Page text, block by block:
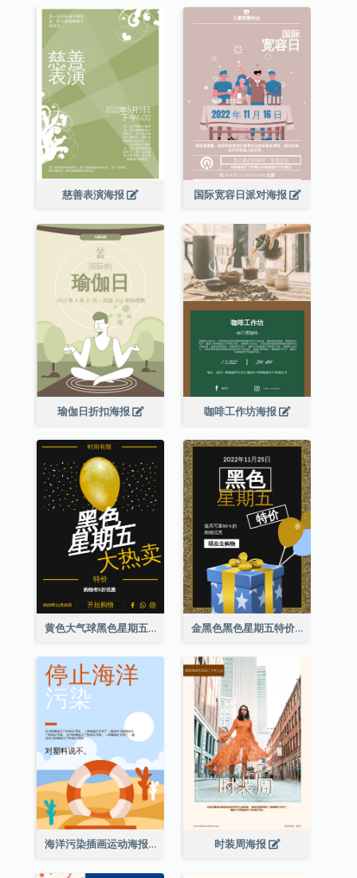
慈善表演海报 国际宽容日派对海报
瑜伽日折扣海报 咖啡工作坊海报
黄色大气球黑色星期五特价海报 金黑色黑色星期五特价海报
海洋污染插画运动海报 时装周海报